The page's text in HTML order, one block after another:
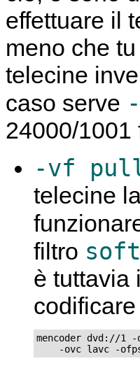
effettuare il
meno che
telecine
caso serve
24000/1001
-vf
telecine
filtro
è tuttavia
mencoder dvd://1
-ovc lavc -